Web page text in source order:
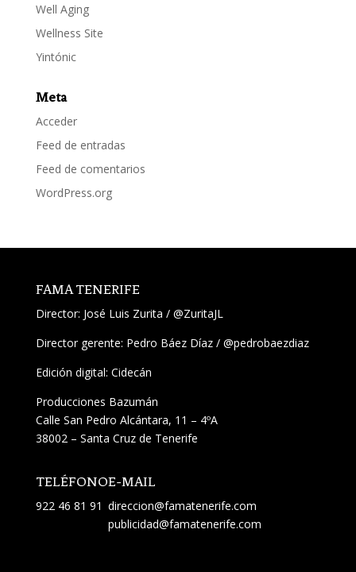
Well Aging
Wellness Site
Yintónic
Meta
Acceder
Feed de entradas
Feed de comentarios
WordPress.org
FAMA TENERIFE
Director: José Luis Zurita / @ZuritaJL
Director gerente: Pedro Báez Díaz / @pedrobaezdiaz
Edición digital: Cidecán
Producciones Bazumán
Calle San Pedro Alcántara, 11 – 4ºA
38002 – Santa Cruz de Tenerife
TELÉFONO
922 46 81 91
E-MAIL
direccion@famatenerife.com
publicidad@famatenerife.com